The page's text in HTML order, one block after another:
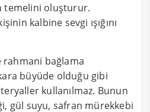
temelini oluşturur.
kalbine sevgi ışığını
rahmani bağlama
büyüde olduğu gibi
kullanılmaz. Bunun
gül suyu, safran mürekkebi